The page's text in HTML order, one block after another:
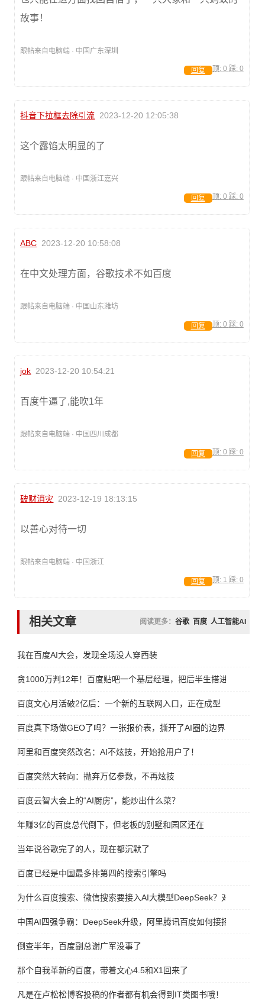
故事！
跟帖来自电脑端 · 中国广东深圳
顶: 0 踩: 0
回复
抖音下拉框去除引流 2023-12-20 12:05:38
这个露馅太明显的了
跟帖来自电脑端 · 中国浙江嘉兴
顶: 0 踩: 0
回复
ABC 2023-12-20 10:58:08
在中文处理方面，谷歌技术不如百度
跟帖来自电脑端 · 中国山东潍坊
顶: 0 踩: 0
回复
jok 2023-12-20 10:54:21
百度牛逼了,能吹1年
跟帖来自电脑端 · 中国四川成都
顶: 0 踩: 0
回复
破财消灾 2023-12-19 18:13:15
以善心对待一切
跟帖来自电脑端 · 中国浙江
顶: 1 踩: 0
回复
相关文章 阅读更多： 谷歌 百度 人工智能AI
我在百度AI大会，发现全场没人穿西装
贪1000万判12年！百度贴吧一个基层经理，把后半生搭进去了
百度文心月活破2亿后：一个新的互联网入口，正在成型
百度真下场做GEO了吗？一张报价表，撕开了AI圈的边界
阿里和百度突然改名：AI不炫技，开始抢用户了！
百度突然大转向：抛弃万亿参数，不再炫技
百度云智大会上的“AI厨房”，能炒出什么菜？
年赚3亿的百度总代倒下，但老板的别墅和园区还在
当年说谷歌完了的人，现在都沉默了
百度已经是中国最多排第四的搜索引擎吗
为什么百度搜索、微信搜索要接入AI大模型DeepSeek？对谁更有好
中国AI四强争霸：DeepSeek升级，阿里腾讯百度如何接招？
倒查半年，百度副总谢广军没事了
那个自我革新的百度，带着文心4.5和X1回来了
凡是在卢松松博客投稿的作者都有机会得到IT类图书哦！